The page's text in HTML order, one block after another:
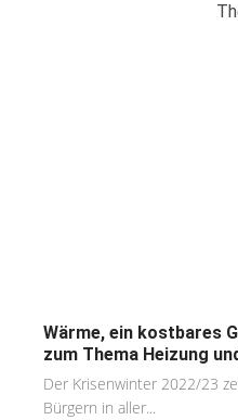
Wärme, ein kostbares
zum Thema Heizung
Der Krisenwinter 2022/23
Bürgern in aller...